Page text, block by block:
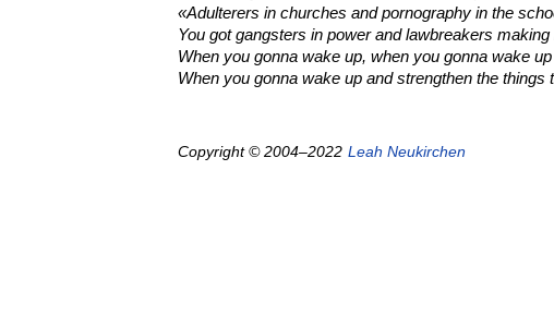
Adulterers in churches and pornography in the
You got gangsters in power and lawbreakers making
When you gonna wake up, when you gonna wake up
When you gonna wake up and strengthen the things
Copyright © 2004–2022 Leah Neukirchen